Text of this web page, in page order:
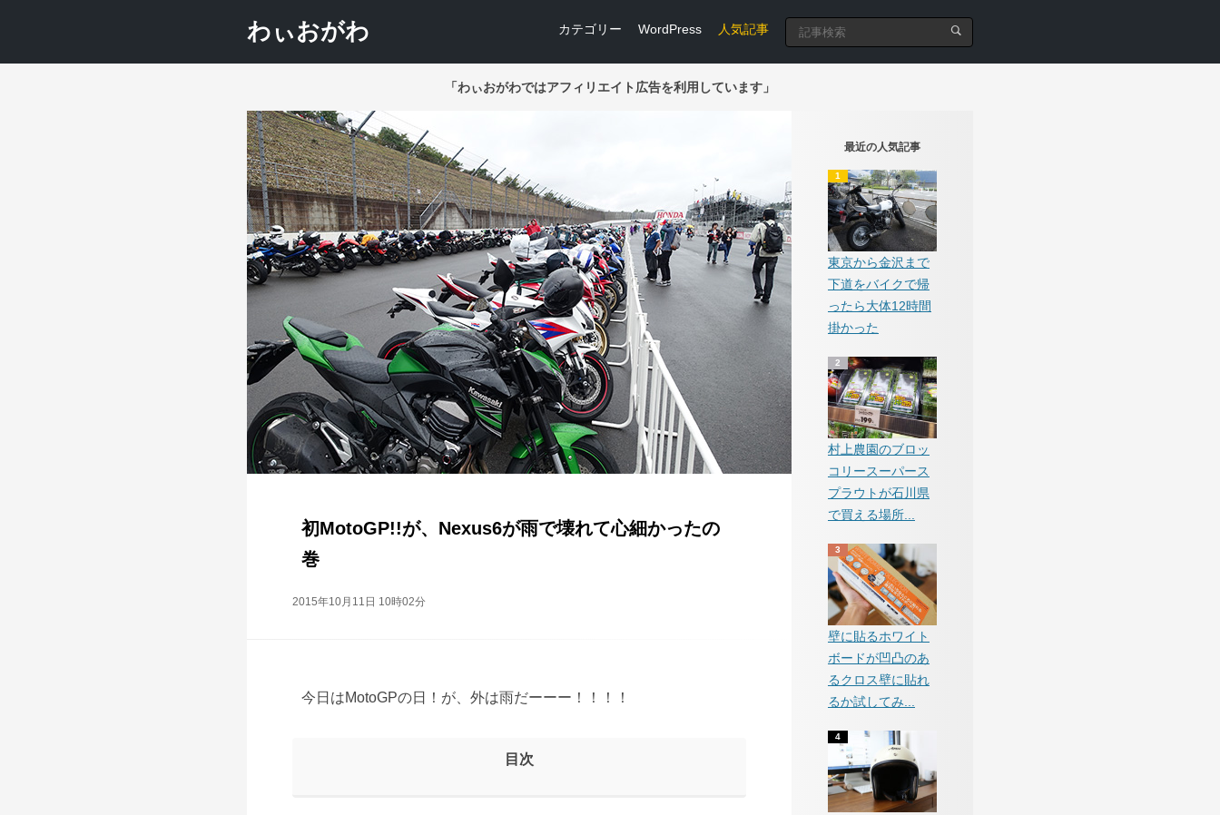
わぃおがわ カテゴリー WordPress 人気記事
「わぃおがわではアフィリエイト広告を利用しています」
初MotoGP!!が、Nexus6が雨で壊れて心細かったの
巻
2015年10月11日 10時02分
今日はMotoGPの日！が、外は雨だーーー！！！！
目次
最近の人気記事
東京から金沢まで
下道をバイクで帰
ったら大体12時間
掛かった
村上農園のブロッ
コリースーパース
プラウトが石川県
で買える場所...
壁に貼るホワイト
ボードが凹凸のあ
るクロス壁に貼れ
るか試してみ...